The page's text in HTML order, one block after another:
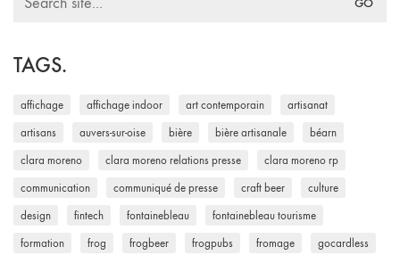
TAGS.
affichage affichage indoor art contemporain artisanat
artisans auvers-sur-oise bière bière artisanale béarn
clara moreno clara moreno relations presse clara moreno rp
communication communiqué de presse craft beer culture
design fintech fontainebleau fontainebleau tourisme
formation frog frogbeer frogpubs fromage gocardless